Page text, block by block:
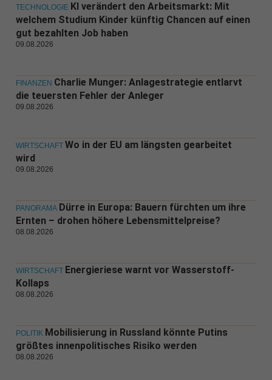
TECHNOLOGIE KI verändert den Arbeitsmarkt: Mit
welchem Studium Kinder künftig Chancen auf einen
gut bezahlten Job haben
09.08.2026
FINANZEN Charlie Munger: Anlagestrategie entlarvt
die teuersten Fehler der Anleger
09.08.2026
WIRTSCHAFT Wo in der EU am längsten gearbeitet
wird
09.08.2026
PANORAMA Dürre in Europa: Bauern fürchten um ihre
Ernten – drohen höhere Lebensmittelpreise?
08.08.2026
WIRTSCHAFT Energieriese warnt vor Wasserstoff-
Kollaps
08.08.2026
POLITIK Mobilisierung in Russland könnte Putins
größtes innenpolitisches Risiko werden
08.08.2026